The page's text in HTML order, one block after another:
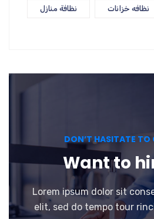
نظافة منازل نظافه خزانات
DON’T HASITATE
Want to
Lorem ipsum dolor sit
elit, sed do tempo tour